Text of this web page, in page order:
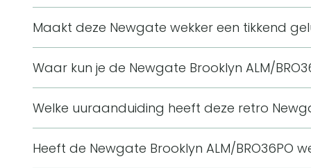
rechthoekig en uitgevoerd in de kleur Pompoen
Maakt deze Newgate wekker een tikkend
Deze wekker heeft een stil uurwerk met silent-
vloeiend in plaats van stappend, waardoor je
kamer een zeer zacht gezoem hoorbaar zijn.
Waar kun je de Newgate Brooklyn ALM/
nachtkastje. De rechthoekige vorm en Pompoen
aanwezig in een interieur zonder veel ruimte in te
Welke uuraanduiding heeft deze retro
De wekker gebruikt cijfers als uuraanduiding. Dat
rechthoekige, retro-geïnspireerde vormgeving.
Heeft de Newgate Brooklyn ALM/BRO36PO